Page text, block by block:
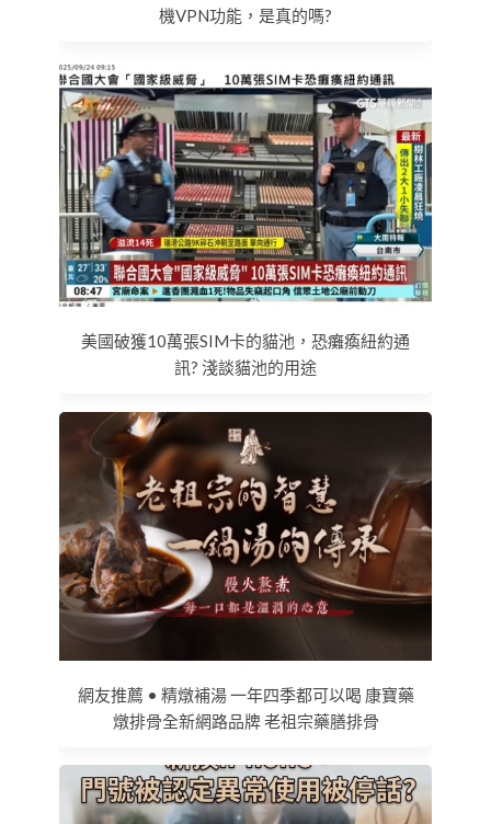
機VPN功能，是真的嗎?
美國破獲10萬張SIM卡的貓池，恐癱瘓紐約通
訊? 淺談貓池的用途
網友推薦 • 精燉補湯 一年四季都可以喝 康寶藥
燉排骨全新網路品牌 老祖宗藥膳排骨